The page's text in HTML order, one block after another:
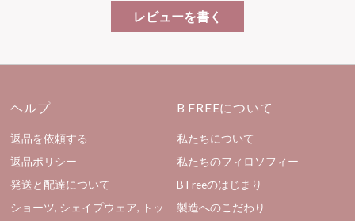
レビューを書く
ヘルプ
返品を依頼する
返品ポリシー
発送と配達について
ショーツ, シェイプウェア, トッ
B FREEについて
私たちについて
私たちのフィロソフィー
B Freeのはじまり
製造へのこだわり